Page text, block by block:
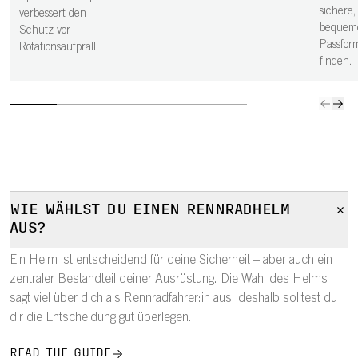
verbessert den
Schutz vor
Rotationsaufprall.
sichere,
finden.
WIE WÄHLST DU EINEN RENNRADHELM
AUS?
Ein Helm ist entscheidend für deine Sicherheit – aber auch ein
zentraler Bestandteil deiner Ausrüstung. Die Wahl des Helms
sagt viel über dich als Rennradfahrer:in aus, deshalb solltest du
dir die Entscheidung gut überlegen.
READ THE GUIDE